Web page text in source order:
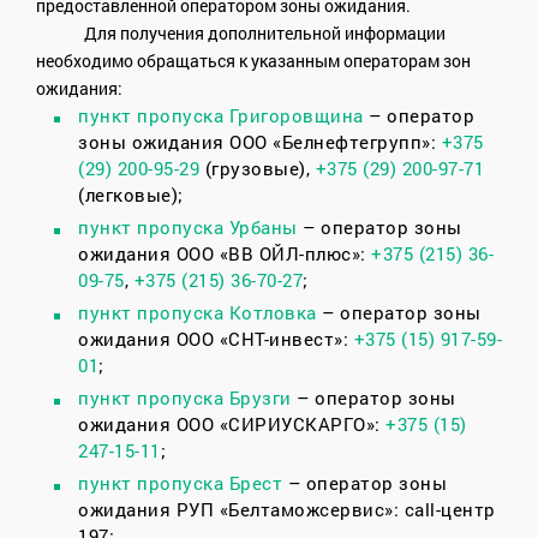
предоставленной оператором зоны ожидания.
Для получения дополнительной информации
необходимо обращаться к указанным операторам зон
ожидания:
пункт пропуска Григоровщина – оператор
зоны ожидания ООО «Белнефтегрупп»: +375
(29) 200-95-29 (грузовые), +375 (29) 200-97-71
(легковые);
пункт пропуска Урбаны – оператор зоны
ожидания ООО «ВВ ОЙЛ-плюс»: +375 (215) 36-
09-75, +375 (215) 36-70-27;
пункт пропуска Котловка – оператор зоны
ожидания ООО «СНТ-инвест»: +375 (15) 917-59-
01 ;
пункт пропуска Брузги – оператор зоны
ожидания ООО «СИРИУСКАРГО»: +375 (15)
247-15-11 ;
пункт пропуска Брест – оператор зоны
ожидания РУП «Белтаможсервис»: call-центр